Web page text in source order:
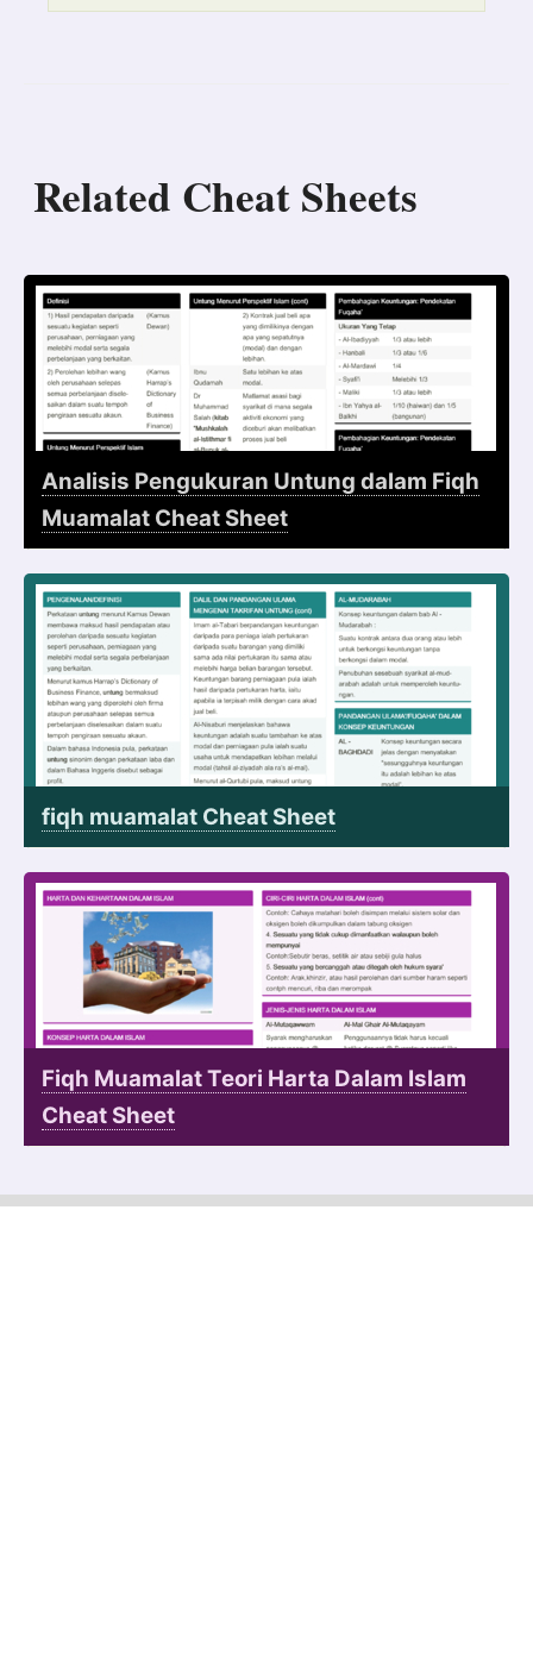
Related Cheat Sheets
Analisis Pengukuran Untung dalam Fiqh
Muamalat Cheat Sheet
fiqh muamalat Cheat Sheet
Fiqh Muamalat Teori Harta Dalam Islam
Cheat Sheet